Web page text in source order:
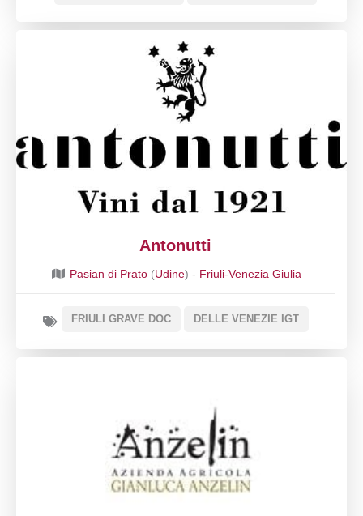
Antonutti
Pasian di Prato(Udine) - Friuli-Venezia Giulia
FRIULI GRAVE DOC DELLE VENEZIE IGT